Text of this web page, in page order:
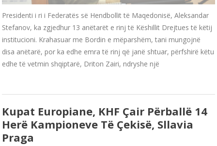
Presidenti i ri i Federatës së Hendbollit të Maqedonisë, Aleksandar
Stefanov, ka zgjedhur 13 anëtarët e rinj të Këshillit Drejtues të këtij
institucioni. Krahasuar me Bordin e mëparshëm, tani mungojnë
disa anëtarë, por ka edhe emra të rinj që janë shtuar, përfshirë këtu
edhe të vetmin shqiptarë, Driton Zairi, ndryshe një
Kupat Europiane, KHF Çair Përballë 14
Herë Kampioneve Të Çekisë, Sllavia
Praga